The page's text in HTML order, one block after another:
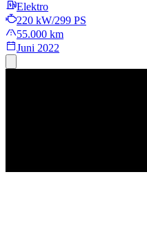
Elektro
220 kW/299 PS
55.000 km
Juni 2022